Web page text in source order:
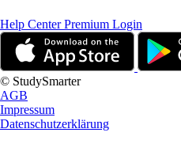
Help CenterPremium Login
© StudySmarter
AGB
Impressum
Datenschutzerklärung